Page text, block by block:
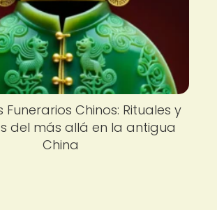
Funerarios Chinos: Rituales y
del más allá en la antigua
China